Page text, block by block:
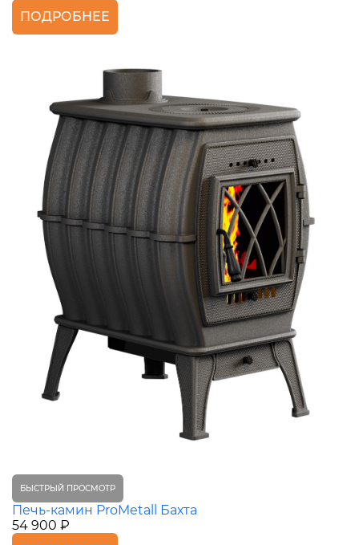
ПОДРОБНЕЕ
БЫСТРЫЙ ПРОСМОТР
Печь-камин ProMetall Бахта
54 900 ₽